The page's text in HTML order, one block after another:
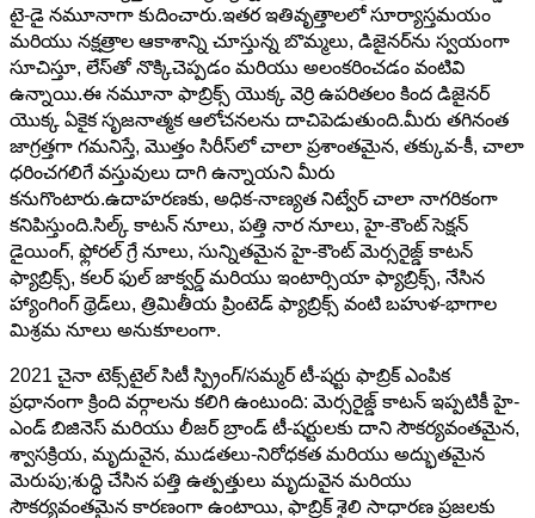
టై-డై నమూనాగా కుదించారు.ఇతర ఇతివృత్తాలలో సూర్యాస్తమయం
మరియు నక్షత్రాల ఆకాశాన్ని చూస్తున్న బొమ్మలు, డిజైనర్‌ను స్వయంగా
సూచిస్తూ, లేస్‌తో నొక్కిచెప్పడం మరియు అలంకరించడం వంటివి
ఉన్నాయి.ఈ నమూనా ఫాబ్రిక్స్ యొక్క వెర్రి ఉపరితలం కింద డిజైనర్
యొక్క ఏకైక సృజనాత్మక ఆలోచనలను దాచిపెడుతుంది.మీరు తగినంత
జాగ్రత్తగా గమనిస్తే, మొత్తం సిరీస్‌లో చాలా ప్రశాంతమైన, తక్కువ-కీ, చాలా
ధరించగలిగే వస్తువులు దాగి ఉన్నాయని మీరు
కనుగొంటారు.ఉదాహరణకు, అధిక-నాణ్యత నిట్వేర్ చాలా నాగరికంగా
కనిపిస్తుంది.సిల్క్ కాటన్ నూలు, పత్తి నార నూలు, హై-కౌంట్ సెక్షన్
డైయింగ్, ఫ్లోరల్ గ్రే నూలు, సున్నితమైన హై-కౌంట్ మెర్సరైజ్డ్ కాటన్
ఫ్యాబ్రిక్స్, కలర్ ఫుల్ జాక్వర్డ్ మరియు ఇంటార్సియా ఫ్యాబ్రిక్స్, నేసిన
హ్యాంగింగ్ థ్రెడ్‌లు, త్రిమితీయ ప్రింటెడ్ ఫ్యాబ్రిక్స్ వంటి బహుళ-భాగాల
మిశ్రమ నూలు అనుకూలంగా.
2021 చైనా టెక్స్‌టైల్ సిటీ స్ప్రింగ్/సమ్మర్ టీ-షర్టు ఫాబ్రిక్ ఎంపిక
ప్రధానంగా క్రింది వర్గాలను కలిగి ఉంటుంది: మెర్సరైజ్డ్ కాటన్ ఇప్పటికీ హై-
ఎండ్ బిజినెస్ మరియు లీజర్ బ్రాండ్ టీ-షర్టులకు దాని సౌకర్యవంతమైన,
శ్వాసక్రియ, మృదువైన, ముడతలు-నిరోధకత మరియు అద్భుతమైన
మెరుపు;శుద్ధి చేసిన పత్తి ఉత్పత్తులు మృదువైన మరియు
సౌకర్యవంతమైన కారణంగా ఉంటాయి, ఫాబ్రిక్ శైలి సాధారణ ప్రజలకు